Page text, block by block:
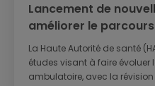
Lancement de
améliorer le
en psychiatrie
La Haute Autorité de santé
études visant à faire évoluer
ambulatoire, avec la révision